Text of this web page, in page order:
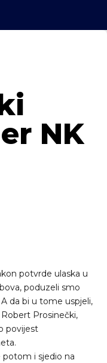
NK
potvrde ulaska u
poduzeli smo
da bi u tome uspjeli,
Prosinečki,
povijest
potom i sjedio na